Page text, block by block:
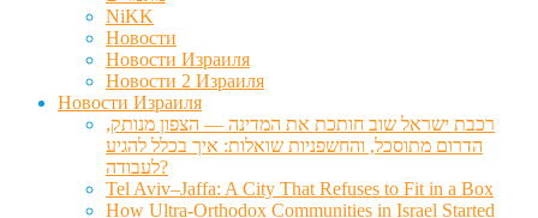
NiKK
Новости
Новости Израиля
Новости 2 Израиля
Новости Израиля
רכבת ישראל שוב חותכת את המדינה — הצפון מנותק,
הדרום מתוסכל, והחשפניות שואלות: איך בכלל להגיע
לעבודה?
Tel Aviv–Jaffa: A City That Refuses to Fit in a Box
How Ultra-Orthodox Communities in Israel Started